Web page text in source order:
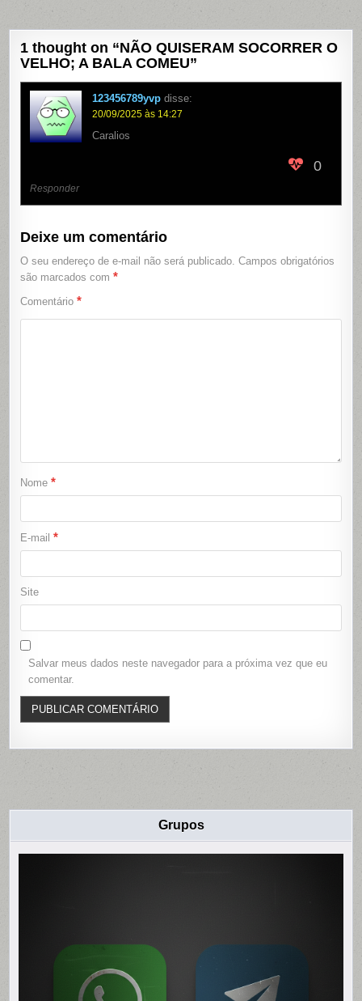
1 thought on “NÃO QUISERAM SOCORRER O
VELHO; A BALA COMEU”
123456789yvp disse:
20/09/2025 às 14:27
Caralios
0
Responder
Deixe um comentário
O seu endereço de e-mail não será publicado. Campos obrigatórios
são marcados com*
Comentário*
Nome*
E-mail*
Site
Salvar meus dados neste navegador para a próxima vez que eu
comentar.
Grupos